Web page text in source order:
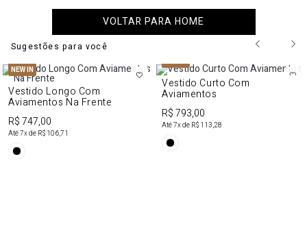
VOLTAR PARA HOME
Sugestões para você
NEW IN
Vestido Longo Com
Aviamentos Na Frente
R$ 747,00
Até7x de R$ 106,71
NEW IN
Vestido Curto Com
Aviamentos
R$ 793,00
Até7x de R$ 113,28